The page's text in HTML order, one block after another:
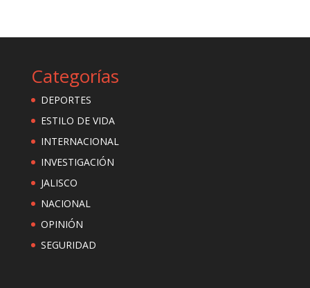
Categorías
DEPORTES
ESTILO DE VIDA
INTERNACIONAL
INVESTIGACIÓN
JALISCO
NACIONAL
OPINIÓN
SEGURIDAD